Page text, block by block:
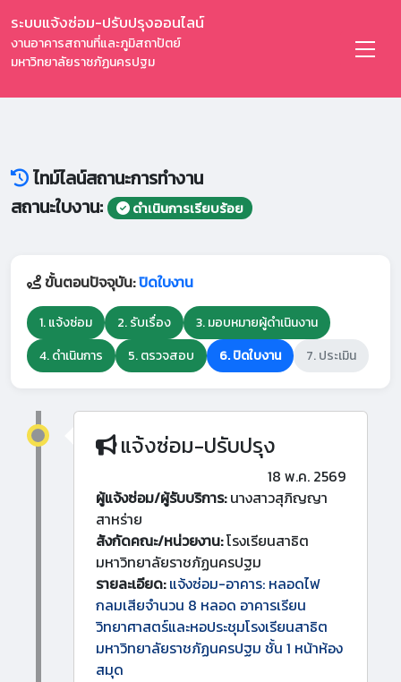
ระบบแจ้งซ่อม-ปรับปรุงออนไลน์
งานอาคารสถานที่และภูมิสถาปัตย์
มหาวิทยาลัยราชภัฏนครปฐม
ไทม์ไลน์สถานะการทำงาน
สถานะใบงาน:
ดำเนินการเรียบร้อย
ขั้นตอนปัจจุบัน:ปิดใบงาน
1. แจ้งซ่อม 2. รับเรื่อง
3. มอบหมายผู้ดำเนินงาน
4. ดำเนินการ
5. ตรวจสอบ 6. ปิดใบงาน 7. ประเมิน
แจ้งซ่อม-ปรับปรุง
18 พ.ค. 2569
ผู้แจ้งซ่อม/ผู้รับบริการ:นางสาวสุภิญญา
สาหร่าย
สังกัดคณะ/หน่วยงาน:โรงเรียนสาธิต
มหาวิทยาลัยราชภัฏนครปฐม
รายละเอียด: แจ้งซ่อม-อาคาร: หลอดไฟ
กลมเสียจำนวน 8 หลอด อาคารเรียน
วิทยาศาสตร์และหอประชุมโรงเรียนสาธิต
มหาวิทยาลัยราชภัฏนครปฐม ชั้น 1 หน้าห้อง
สมุด